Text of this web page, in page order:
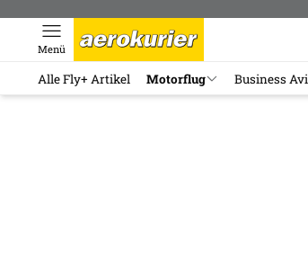
Menü
Alle Fly+ Artikel Motorflug Business